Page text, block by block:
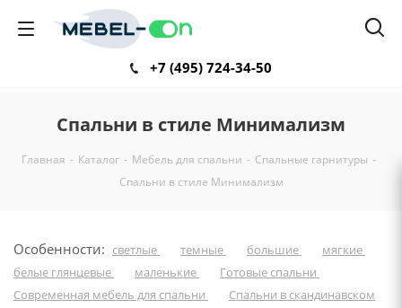
+7 (495) 724-34-50
Спальни в стиле Минимализм
Главная - Каталог - Мебель для спальни - Спальные гарнитуры -
Спальни в стиле Минимализм
Особенности: светлые темные большие
мягкие
белые глянцевые
маленькие
Готовые спальни
Современная мебель для спальни
Спальни в скандинавском